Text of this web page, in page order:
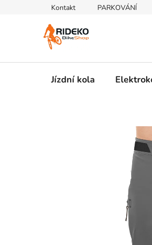
Kontakt PARKOVÁNÍ
Jízdní kola